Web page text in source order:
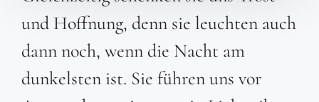
und Hoffnung, denn sie leuchten auch
dann noch, wenn die Nacht am
dunkelsten ist. Sie führen uns vor